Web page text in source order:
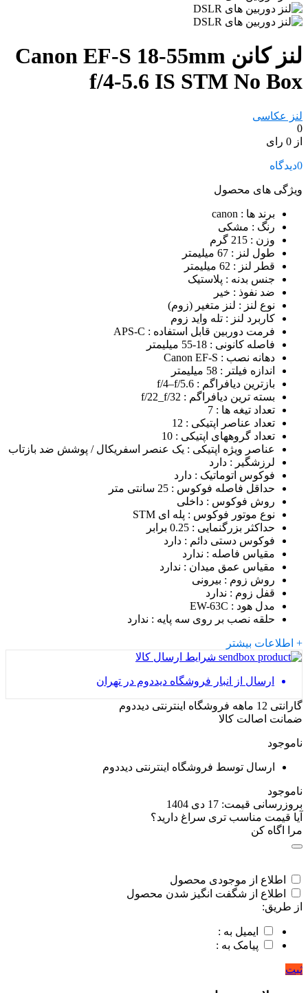
لنز کانن Canon EF-S 18-55mm
f/4-5.6 IS STM No Box
لنز عکاسی
0
از 0 رای
0دیدگاه
ویژگی های محصول
برند ها : canon
رنگ : مشکی
وزن : 215 گرم
طول لنز : 67 میلیمتر
قطر لنز : 62 میلیمتر
جنس بدنه : پلاستیک
ضد نفوذ : خیر
نوع لنز : لنز متغیر (زوم)
کاربرد لنز : تله واید زوم
فرمت دوربین قابل استفاده : APS-C
فاصله کانونی : 18-55 میلیمتر
دهانه نصب : Canon EF-S
اندازه فیلتر : 58 میلیمتر
بازترین دیافراگم : f/4–f/5.6
بسته ترین دیافراگم : f/22_f/32
تعداد تیغه ها : 7
تعداد عناصر اپتیکی : 12
تعداد گروههای اپتیکی : 10
عناصر ویژه اپتیکی : یک عنصر اسفریکال / پوشش ضد بازتاب
لرزشگیر : دارد
فوکوس اتوماتیک : دارد
حداقل فاصله فوکوس : 25 سانتی متر
روش فوکوس : داخلی
نوع موتور فوکوس : پله ای STM
حداکثر بزرگنمایی : 0.25 برابر
فوکوس دستی دائم : دارد
مقیاس فاصله : ندارد
مقیاس عمق میدان : ندارد
روش زوم : بیرونی
قفل زوم : ندارد
مدل هود : EW-63C
حلقه نصب بر روی سه پایه : ندارد
+ اطلاعات بیشتر
شرایط ارسال کالا
ارسال از انبار فروشگاه دیددوم در تهران
گارانتی 12 ماهه فروشگاه اینترنتی دیددوم
ضمانت اصالت کالا
ناموجود
ارسال توسط فروشگاه اینترنتی دیددوم
ناموجود
بروزرسانی قیمت: 17 دی 1404
آیا قیمت مناسب تری سراغ دارید؟
مرا اگاه کن
اطلاع از موجودی محصول
اطلاع از شگفت انگیز شدن محصول
از طریق:
ایمیل به :
پیامک به :
ثبت